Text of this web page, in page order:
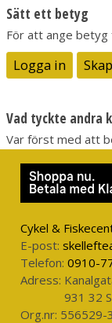
Sätt ett betyg
För att ange betyg
Logga in
Vad tyckte andra
Var först med att
Cykel &
E-post:
Telefon: 0910-
Adress:
931 32
Org.nr: 556529-